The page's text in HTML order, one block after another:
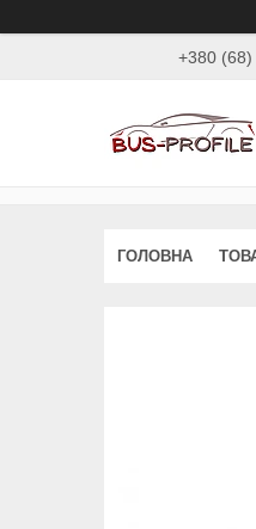
+380
ГОЛОВНА